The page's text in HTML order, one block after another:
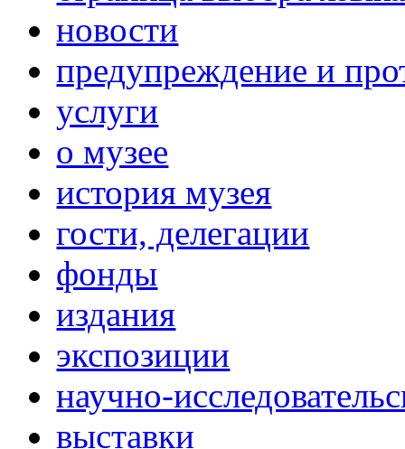
новости
предупреждение и
услуги
о музее
история музея
гости, делегации
фонды
издания
экспозиции
научно-
выставки